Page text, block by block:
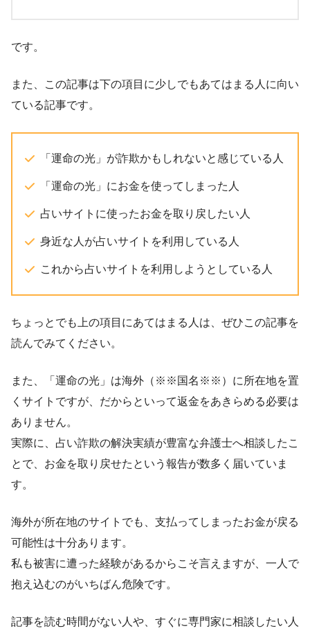
です。
また、この記事は下の項目に少しでもあてはまる人に向い
ている記事です。
「運命の光」が詐欺かもしれないと感じている人
「運命の光」にお金を使ってしまった人
占いサイトに使ったお金を取り戻したい人
身近な人が占いサイトを利用している人
これから占いサイトを利用しようとしている人
ちょっとでも上の項目にあてはまる人は、ぜひこの記事を
読んでみてください。
また、「運命の光」は海外（※※国名※※）に所在地を置
くサイトですが、だからといって返金をあきらめる必要は
ありません。
実際に、占い詐欺の解決実績が豊富な弁護士へ相談したこ
とで、お金を取り戻せたという報告が数多く届いていま
す。
海外が所在地のサイトでも、支払ってしまったお金が戻る
可能性は十分あります。
私も被害に遭った経験があるからこそ言えますが、一人で
抱え込むのがいちばん危険です。
記事を読む時間がない人や、すぐに専門家に相談したい人